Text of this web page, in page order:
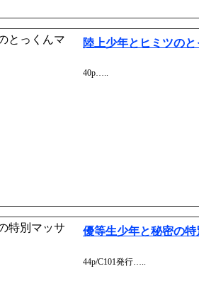
陸上少年とヒミツの
40p…..
優等生少年と秘密の
44p/C101発行…..